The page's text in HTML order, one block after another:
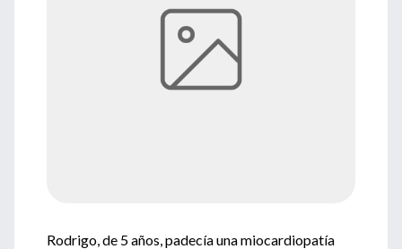
Rodrigo, de 5 años, padecía una miocardiopatía